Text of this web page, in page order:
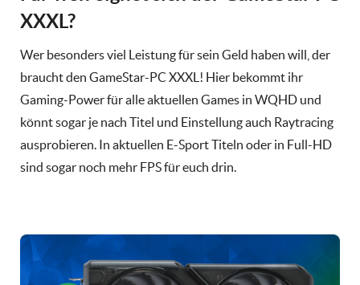
XXXL?
Wer besonders viel Leistung für sein Geld haben will, der
braucht den GameStar-PC XXXL! Hier bekommt ihr
Gaming-Power für alle aktuellen Games in WQHD und
könnt sogar je nach Titel und Einstellung auch Raytracing
ausprobieren. In aktuellen E-Sport Titeln oder in Full-HD
sind sogar noch mehr FPS für euch drin.